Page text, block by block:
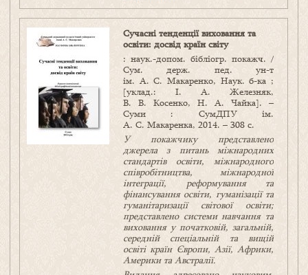
Сучасні тенденції виховання та
освіти: досвід країн світу
: наук.-допом. бібліогр. покажч. /
Сум. держ. пед. ун-т
ім. А. С. Макаренко, Наук. б-ка ;
[уклад.: І. А. Железняк,
В. В. Косенко, Н. А. Чайка]. –
Суми : СумДПУ ім.
А. С. Макаренка, 2014. – 308 с.
У покажчику представлено
джерела з питань міжнародних
стандартів освіти, міжнародного
співробітництва, міжнародної
інтеграції, реформування та
фінансування освіти, гуманізації та
гуманітаризації світової освіти;
представлено системи навчання та
виховання у початковій, загальній,
середній спеціальній та вищій
освіті країн Європи, Азії, Африки,
Америки та Австралії.